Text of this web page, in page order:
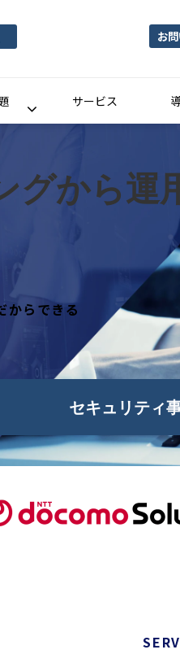
お
サービス
グから運
からできる
セキュリティ